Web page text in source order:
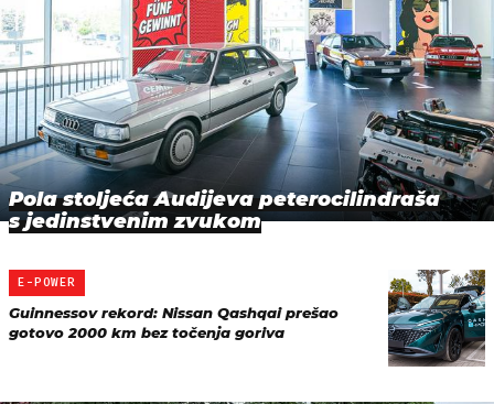
Pola stoljeća Audijeva peterocilindraša
s jedinstvenim zvukom
E-POWER
Guinnessov rekord: Nissan Qashqai prešao
gotovo 2000 km bez točenja goriva